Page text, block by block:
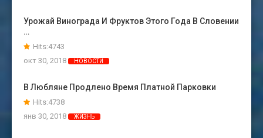
Урожай Винограда И Фруктов Этого Года В Словении
…
Hits:4743
окт 30, 2018
НОВОСТИ
В Любляне Продлено Время Платной Парковки
Hits:4738
янв 30, 2018
ЖИЗНЬ